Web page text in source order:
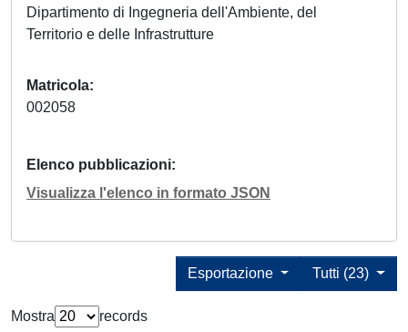
Dipartimento di Ingegneria dell'Ambiente, del
Territorio e delle Infrastrutture
Matricola
002058
Elenco pubblicazioni
Visualizza l'elenco in formato JSON
Tutti (23)
Esportazione
Mostra
records